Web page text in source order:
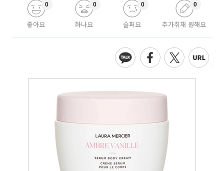
좋아요
0
화나요
0
슬퍼요
0
추가취재 원해요
0